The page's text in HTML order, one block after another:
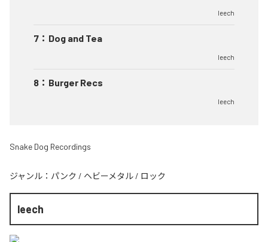
leech
7 ： Dog and Tea
leech
8 ： Burger Recs
leech
Snake Dog Recordings
ジャンル： パンク / ヘビーメタル / ロック
leech